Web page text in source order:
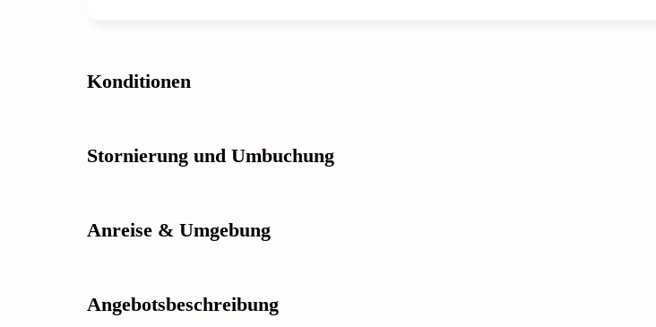
Konditionen
Stornierung und Umbuchung
Anreise & Umgebung
Angebotsbeschreibung